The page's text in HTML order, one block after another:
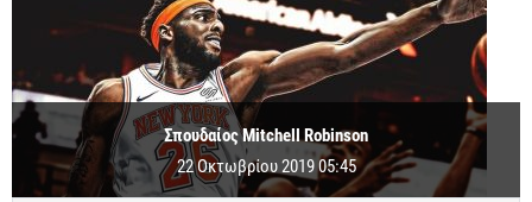
Σπουδαίος Mitchell Robinson
22 Οκτωβρίου 2019 05:45